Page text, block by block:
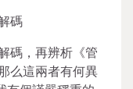
碼
碼，再辨析《管
么這兩者有何異